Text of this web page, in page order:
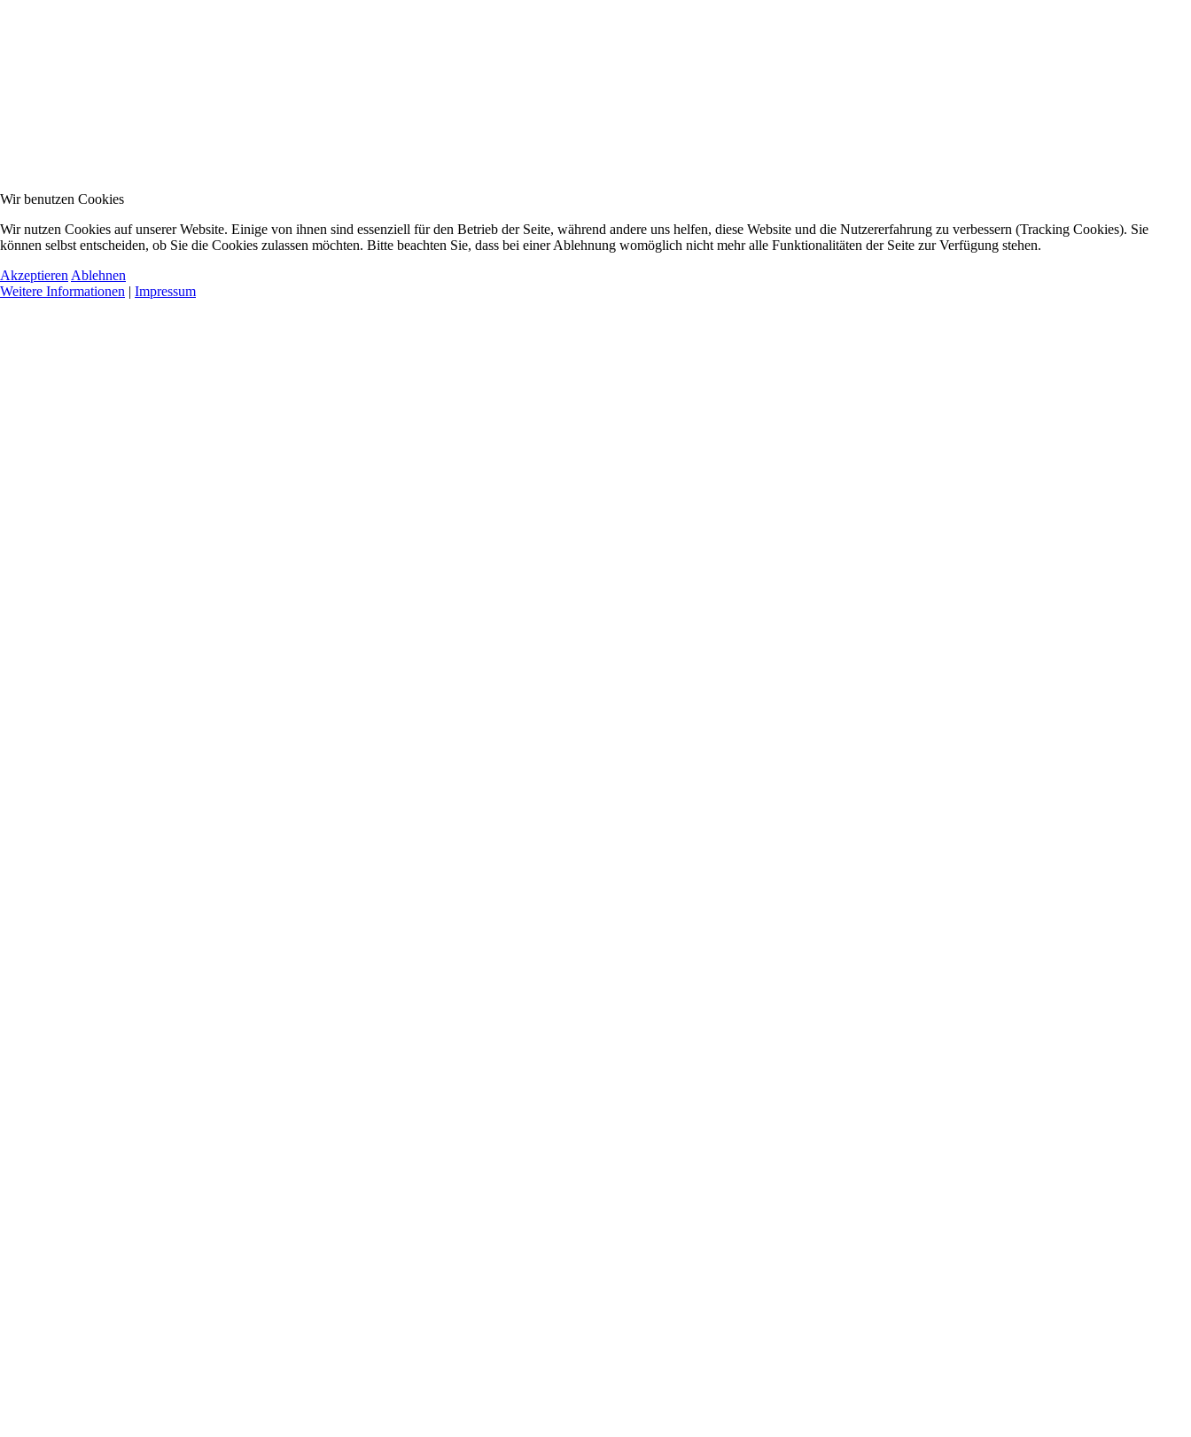
Wir benutzen Cookies
Wir nutzen Cookies auf unserer Website. Einige von ihnen sind essenziell für den Betrieb der Seite, während andere uns helfen, diese Website und die Nutzererfahrung zu verbessern (Tracking Cookies). Sie
können selbst entscheiden, ob Sie die Cookies zulassen möchten. Bitte beachten Sie, dass bei einer Ablehnung womöglich nicht mehr alle Funktionalitäten der Seite zur Verfügung stehen.
Akzeptieren Ablehnen
Weitere Informationen | Impressum